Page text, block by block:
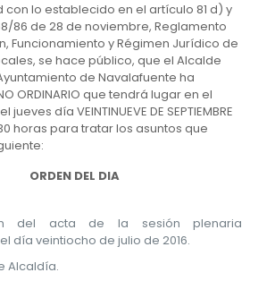
lo establecido en el artículo 81 d) y
86 de 28 de noviembre, Reglamento
Funcionamiento y Régimen Jurídico de
se hace público, que el Alcalde
de Navalafuente ha
ORDINARIO que tendrá lugar en el
día VEINTINUEVE DE SEPTIEMBRE
horas para tratar los asuntos que
ORDEN DEL DIA
del acta de la sesión plenaria
día veintiocho de julio de 2016.
Alcaldía.